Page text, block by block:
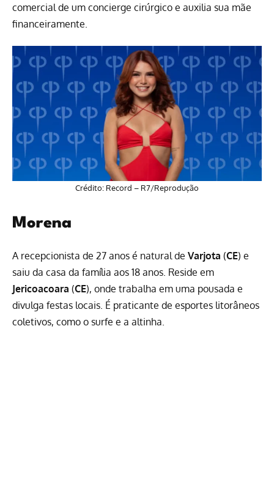
comercial de um concierge cirúrgico e auxilia sua mãe
financeiramente.
Crédito: Record – R7/Reprodução
Morena
A recepcionista de 27 anos é natural de Varjota (CE) e
saiu da casa da família aos 18 anos. Reside em
Jericoacoara (CE), onde trabalha em uma pousada e
divulga festas locais. É praticante de esportes litorâneos
coletivos, como o surfe e a altinha.